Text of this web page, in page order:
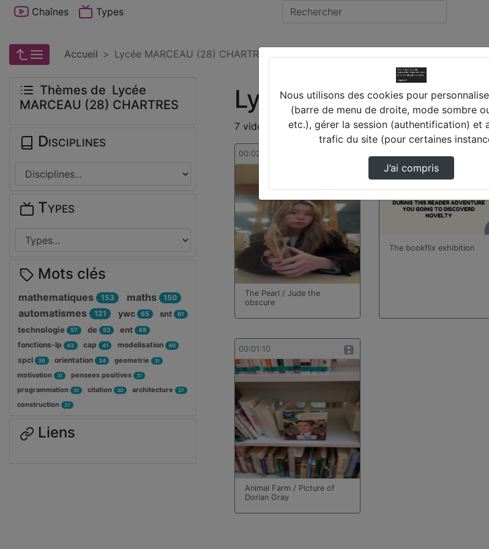
Chaînes Types
Accueil Lycée MARCEAU (28) CHARTRES
Lycée MARCEAU
7 vidéos trouvées
00:02:26
The Pearl / Jude the
obscure
The bookflix exhibition
00:01:10
Animal Farm / Picture of
Dorian Gray
Thèmes de Lycée
MARCEAU (28) CHARTRES
Disciplines
Types
Mots clés
mathematiques 153 maths 150
automatismes 121 ywc 65 snt 61
technologie 57 de 53 ent 48
fonctions-lp 43 cap 41 modelisation 40
spcl 36 orientation 34 geometrie 31
motivation 31 pensees positives 31
programmation 31 citation 30 architecture 27
construction 27
Liens
Nous utilisons des cookies pour
(barre de menu de droite, mode sombre
etc.), gérer la session (authentification) et
trafic du site (pour certaines
J’ai compris